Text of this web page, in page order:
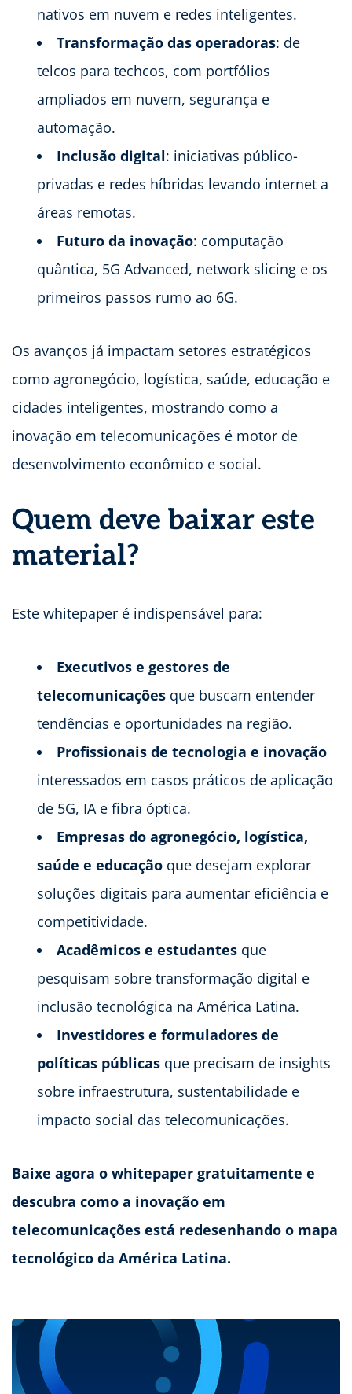
nativos em nuvem e redes inteligentes.
Transformação das operadoras: de
telcos para techcos, com portfólios
ampliados em nuvem, segurança e
automação.
Inclusão digital: iniciativas público-
privadas e redes híbridas levando internet a
áreas remotas.
Futuro da inovação: computação
quântica, 5G Advanced, network slicing e os
primeiros passos rumo ao 6G.
Os avanços já impactam setores estratégicos
como agronegócio, logística, saúde, educação e
cidades inteligentes, mostrando como a
inovação em telecomunicações é motor de
desenvolvimento econômico e social.
Quem deve baixar este
material?
Este whitepaper é indispensável para:
Executivos e gestores de
telecomunicações que buscam entender
tendências e oportunidades na região.
Profissionais de tecnologia e inovação
interessados em casos práticos de aplicação
de 5G, IA e fibra óptica.
Empresas do agronegócio, logística,
saúde e educação que desejam explorar
soluções digitais para aumentar eficiência e
competitividade.
Acadêmicos e estudantes que
pesquisam sobre transformação digital e
inclusão tecnológica na América Latina.
Investidores e formuladores de
políticas públicas que precisam de insights
sobre infraestrutura, sustentabilidade e
impacto social das telecomunicações.
Baixe agora o whitepaper gratuitamente e
descubra como a inovação em
telecomunicações está redesenhando o mapa
tecnológico da América Latina.